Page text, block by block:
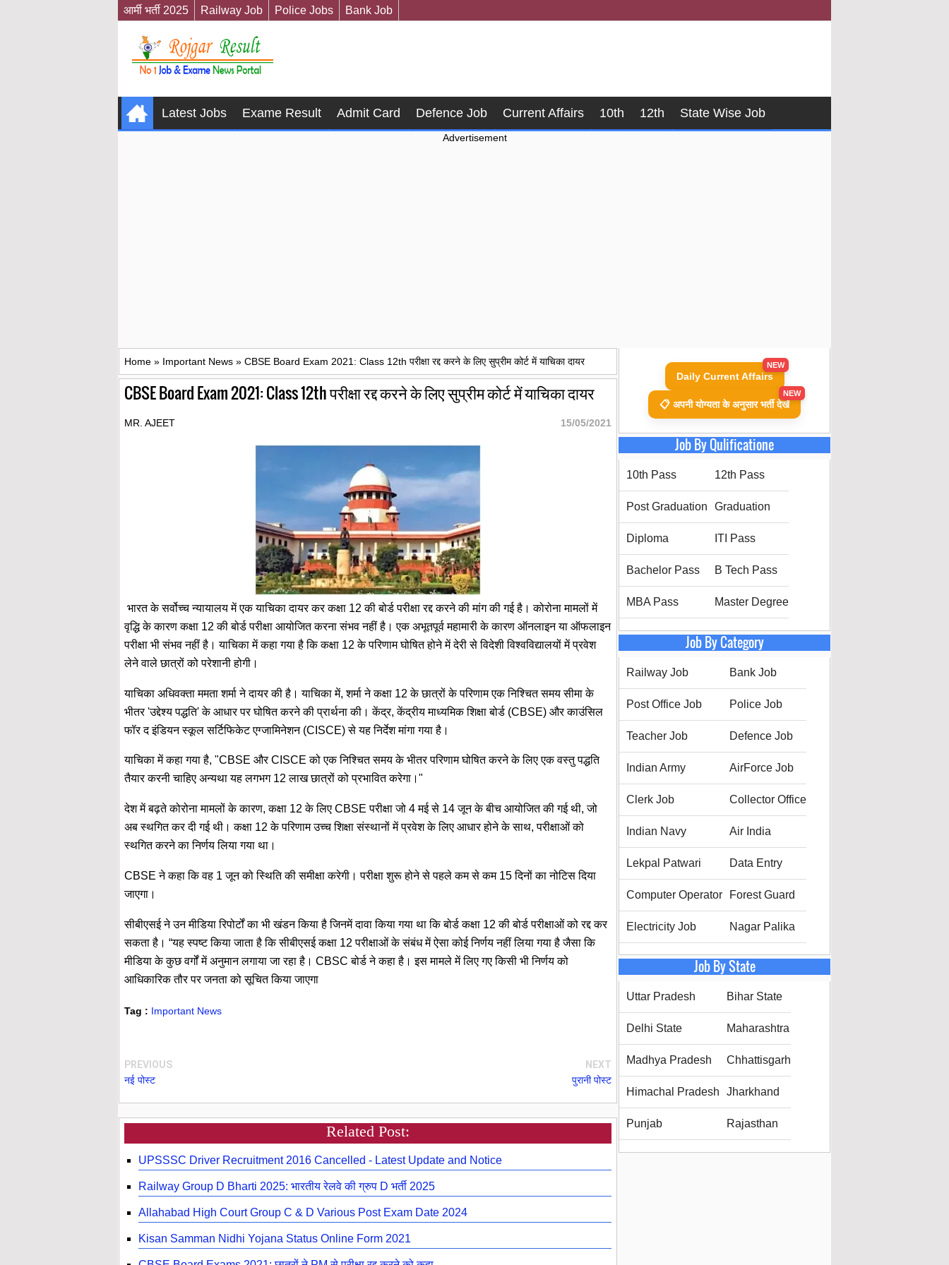
आर्मी भर्ती 2025 Railway Job Police Jobs Bank Job
Latest Jobs Exame Result Admit Card Defence Job Current Affairs 10th 12th State Wise Job
Advertisement
Home » Important News » CBSE Board Exam 2021: Class 12th परीक्षा रद्द करने के लिए सुप्रीम कोर्ट में याचिका दायर
CBSE Board Exam 2021: Class 12th परीक्षा रद्द करने के लिए सुप्रीम कोर्ट में याचिका दायर
MR. AJEET 15/05/2021
भारत के सर्वोच्च न्यायालय में एक याचिका दायर कर कक्षा 12 की बोर्ड परीक्षा रद्द करने की मांग की गई है। कोरोना मामलों में
वृद्धि के कारण कक्षा 12 की बोर्ड परीक्षा आयोजित करना संभव नहीं है। एक अभूतपूर्व महामारी के कारण ऑनलाइन या ऑफलाइन
परीक्षा भी संभव नहीं है। याचिका में कहा गया है कि कक्षा 12 के परिणाम घोषित होने में देरी से विदेशी विश्वविद्यालयों में प्रवेश
लेने वाले छात्रों को परेशानी होगी।
याचिका अधिवक्ता ममता शर्मा ने दायर की है। याचिका में, शर्मा ने कक्षा 12 के छात्रों के परिणाम एक निश्चित समय सीमा के
भीतर 'उद्देश्य पद्धति' के आधार पर घोषित करने की प्रार्थना की। केंद्र, केंद्रीय माध्यमिक शिक्षा बोर्ड (CBSE) और काउंसिल
फॉर द इंडियन स्कूल सर्टिफिकेट एग्जामिनेशन (CISCE) से यह निर्देश मांगा गया है।
याचिका में कहा गया है, "CBSE और CISCE को एक निश्चित समय के भीतर परिणाम घोषित करने के लिए एक वस्तु पद्धति
तैयार करनी चाहिए अन्यथा यह लगभग 12 लाख छात्रों को प्रभावित करेगा।"
देश में बढ़ते कोरोना मामलों के कारण, कक्षा 12 के लिए CBSE परीक्षा जो 4 मई से 14 जून के बीच आयोजित की गई थी, जो
अब स्थगित कर दी गई थी। कक्षा 12 के परिणाम उच्च शिक्षा संस्थानों में प्रवेश के लिए आधार होने के साथ, परीक्षाओं को
स्थगित करने का निर्णय लिया गया था।
CBSE ने कहा कि वह 1 जून को स्थिति की समीक्षा करेगी। परीक्षा शुरू होने से पहले कम से कम 15 दिनों का नोटिस दिया
जाएगा।
सीबीएसई ने उन मीडिया रिपोर्टों का भी खंडन किया है जिनमें दावा किया गया था कि बोर्ड कक्षा 12 की बोर्ड परीक्षाओं को रद्द कर
सकता है। “यह स्पष्ट किया जाता है कि सीबीएसई कक्षा 12 परीक्षाओं के संबंध में ऐसा कोई निर्णय नहीं लिया गया है जैसा कि
मीडिया के कुछ वर्गों में अनुमान लगाया जा रहा है। CBSC बोर्ड ने कहा है। इस मामले में लिए गए किसी भी निर्णय को
आधिकारिक तौर पर जनता को सूचित किया जाएगा
Tag : Important News
PREVIOUS
नई पोस्ट
NEXT
पुरानी पोस्ट
Related Post:
UPSSSC Driver Recruitment 2016 Cancelled - Latest Update and Notice
Railway Group D Bharti 2025: भारतीय रेलवे की ग्रुप D भर्ती 2025
Allahabad High Court Group C & D Various Post Exam Date 2024
Kisan Samman Nidhi Yojana Status Online Form 2021
Daily Current Affairs
NEW
📋 अपनी योग्यता के अनुसार भर्ती देखें
NEW
Job By Qulificatione
10th Pass 12th Pass
Post Graduation Graduation
Diploma ITI Pass
Bachelor Pass B Tech Pass
MBA Pass Master Degree
Job By Category
Railway Job Bank Job
Post Office Job Police Job
Teacher Job Defence Job
Indian Army AirForce Job
Clerk Job Collector Office
Indian Navy Air India
Lekpal Patwari Data Entry
Computer Operator Forest Guard
Electricity Job Nagar Palika
Job By State
Uttar Pradesh Bihar State
Delhi State Maharashtra
Madhya Pradesh Chhattisgarh
Himachal Pradesh Jharkhand
Punjab Rajasthan